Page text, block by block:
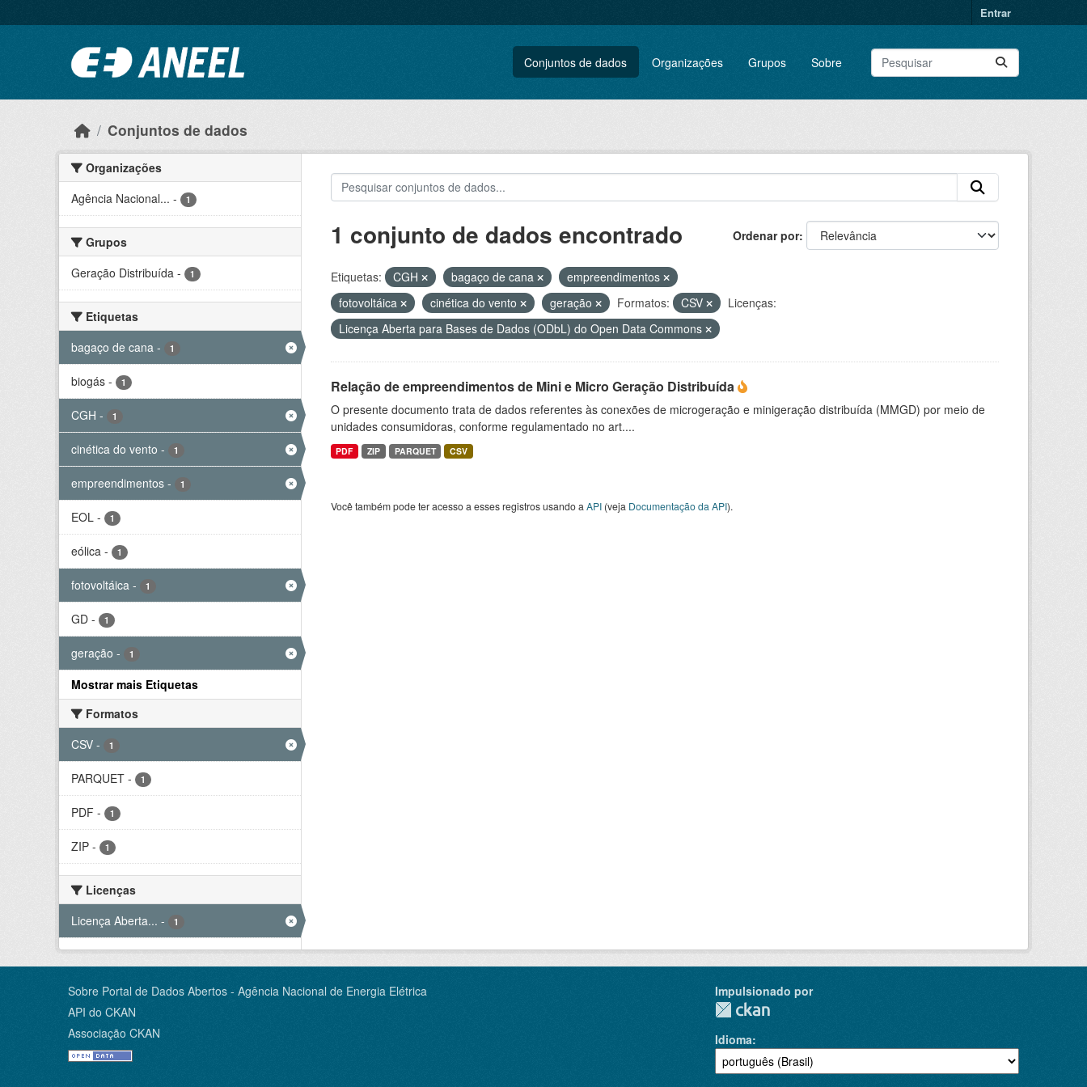
Entrar
Conjuntos de dados Organizações Grupos Sobre
Conjuntos de dados
Organizações
Agência Nacional... - 1
Grupos
Geração Distribuída - 1
Etiquetas
bagaço de cana - 1
biogás - 1
CGH - 1
cinética do vento - 1
empreendimentos - 1
EOL - 1
eólica - 1
fotovoltáica - 1
GD - 1
geração - 1
Mostrar mais Etiquetas
Formatos
CSV - 1
PARQUET - 1
PDF - 1
ZIP - 1
Licenças
Licença Aberta... - 1
Ordenar por
1 conjunto de dados encontrado
Etiquetas: CGH bagaço de cana
empreendimentos
fotovoltáica
cinética do vento geração Formatos: CSV
Licenças:
Licença Aberta para Bases de Dados (ODbL) do Open Data Commons
Relação de empreendimentos de Mini e Micro Geração Distribuída
O presente documento trata de dados referentes às conexões de microgeração e minigeração distribuída (MMGD) por meio de
unidades consumidoras, conforme regulamentado no art....
PDF ZIP PARQUET CSV
Você também pode ter acesso a esses registros usando a API(veja Documentação da API).
Sobre Portal de Dados Abertos - Agência Nacional de Energia Elétrica
API do CKAN
Associação CKAN
Impulsionado por
Idioma